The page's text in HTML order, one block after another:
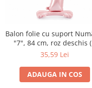
Balon folie cu suport
"7", 84 cm, roz deschis
pachet / 1 buc.)
35,59 Lei
ADAUGA IN COS